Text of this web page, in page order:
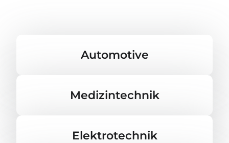
Automotive
Medizintechnik
Elektrotechnik